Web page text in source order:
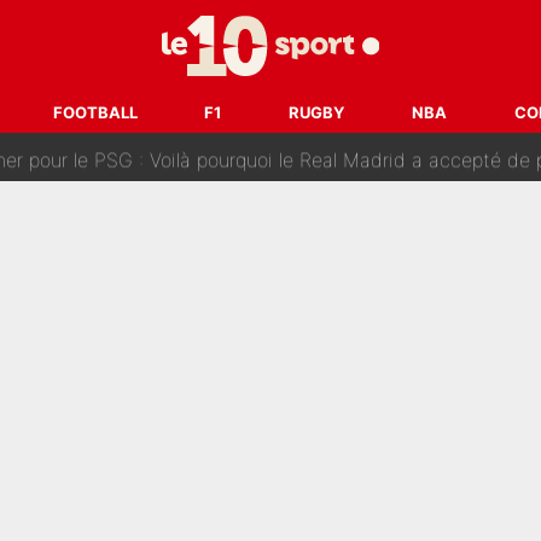
FOOTBALL F1 RUGBY NBA
transfert à l'OM, Quinten Timber raconte ses doutes
le transfert de Max Verstappen qui pourrait «faire des
le PSG : Voilà pourquoi le Real Madrid a accepté de payer la somme